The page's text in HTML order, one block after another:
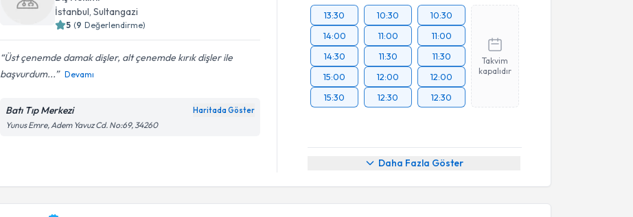
İstanbul , Sultangazi
5 (9 Değerlendirme)
Üst çenemde damak dişler, alt çenemde kırık dişler ile
başvurdum...
Devamı
Batı Tıp Merkezi Haritada Göster
Yunus Emre, Adem Yavuz Cd. No:69, 34260
13:30
14:00
14:30
15:00
15:30
10:30
11:00
11:30
12:00
12:30
10:30
11:00
11:30
12:00
12:30
Takvim
kapalıdır
Daha Fazla Göster